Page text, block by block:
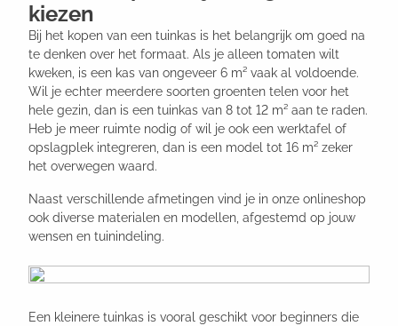
kiezen
Bij het kopen van een tuinkas is het belangrijk om goed na
te denken over het formaat. Als je alleen tomaten wilt
kweken, is een kas van ongeveer 6 m² vaak al voldoende.
Wil je echter meerdere soorten groenten telen voor het
hele gezin, dan is een tuinkas van 8 tot 12 m² aan te raden.
Heb je meer ruimte nodig of wil je ook een werktafel of
opslagplek integreren, dan is een model tot 16 m² zeker
het overwegen waard.
Naast verschillende afmetingen vind je in onze onlineshop
ook diverse materialen en modellen, afgestemd op jouw
wensen en tuinindeling.
Een kleinere tuinkas is vooral geschikt voor beginners die